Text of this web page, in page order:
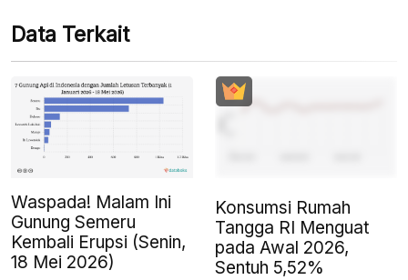
Data Terkait
Waspada! Malam Ini
Gunung Semeru
Kembali Erupsi (Senin,
18 Mei 2026)
Konsumsi Rumah
Tangga RI Menguat
pada Awal 2026,
Sentuh 5,52%